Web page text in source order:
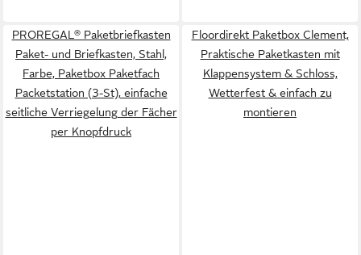
PROREGAL® Paketbriefkasten
Paket- und Briefkasten, Stahl,
Farbe, Paketbox Paketfach
Packetstation (3-St), einfache
seitliche Verriegelung der Fächer
per Knopfdruck
Floordirekt Paketbox Clement,
Praktische Paketkasten mit
Klappensystem & Schloss,
Wetterfest & einfach zu
montieren